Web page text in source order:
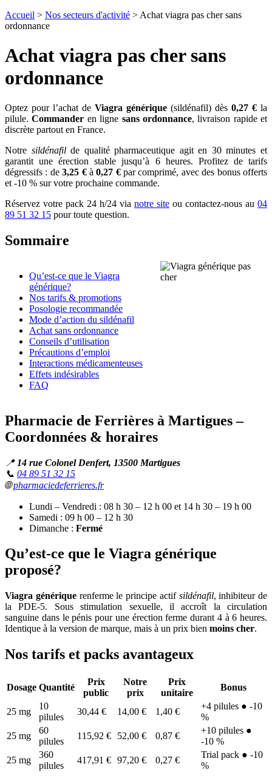
Accueil > Nos secteurs d'activité > Achat viagra pas cher sans
ordonnance
Achat viagra pas cher sans
ordonnance
Optez pour l’achat de Viagra générique (sildénafil) dès 0,27 € la
pilule.Commander en ligne sans ordonnance, livraison rapide et
discrète partout en France.
Notre sildénafilde qualité pharmaceutique agit en 30 minutes et
garantit une érection stable jusqu’à 6 heures. Profitez de tarifs
dégressifs : de3,25 €à0,27 €par comprimé, avec des bonus offerts
et -10 % sur votre prochaine commande.
Réservez votre pack 24 h/24 via notre site ou contactez-nous au 04
89 51 32 15 pour toute question.
Sommaire
Qu’est-ce que le Viagra
générique?
Nos tarifs & promotions
Posologie recommandée
Mode d’action du sildénafil
Achat sans ordonnance
Conseils d’utilisation
Précautions d’emploi
Interactions médicamenteuses
Effets indésirables
FAQ
Pharmacie de Ferrières à Martigues –
Coordonnées & horaires
📍 14 rue Colonel Denfert, 13500 Martigues
📞 04 89 51 32 15
🌐pharmaciedeferrieres.fr
Lundi – Vendredi : 08 h 30 – 12 h 00 et 14 h 30 – 19 h 00
Samedi : 09 h 00 – 12 h 30
Dimanche : Fermé
Qu’est-ce que le Viagra générique
proposé?
Viagra génériquerenferme le principe actif sildénafil, inhibiteur de
la PDE-5. Sous stimulation sexuelle, il accroît la circulation
sanguine dans le pénis pour une érection ferme durant 4 à 6 heures.
Identique à la version de marque, mais à un prix bien moins cher.
Nos tarifs et packs avantageux
Dosage Quantité
Prix
public
Notre
prix
Prix
unitaire
Bonus
25 mg
10
pilules
30,44 € 14,00 € 1,40 €
+4 pilules ● -10
%
25 mg
60
pilules
115,92 € 52,00 € 0,87 €
+10 pilules ●
-10 %
25 mg
360
pilules
417,91 € 97,20 € 0,27 €
Trial pack ● -10
%